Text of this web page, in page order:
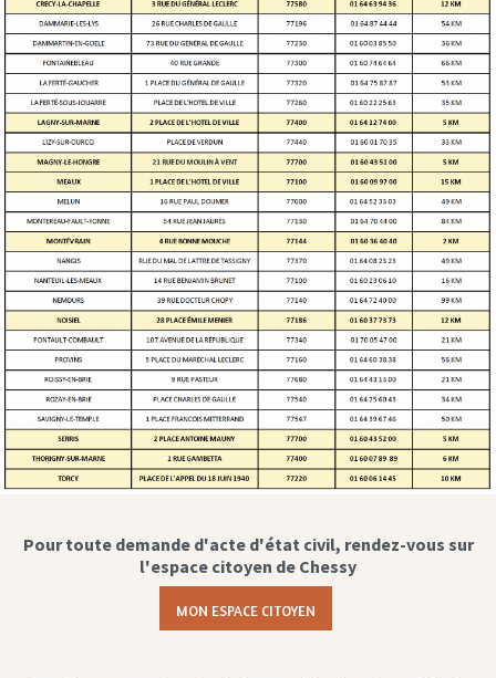
Pour toute demande d'acte d'état civil, rendez-vous sur
l'espace citoyen de Chessy
MON ESPACE CITOYEN